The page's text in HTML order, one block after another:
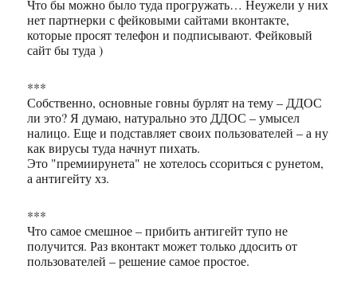
Что бы можно было туда прогружать… Неужели у них
нет партнерки с фейковыми сайтами вконтакте,
которые просят телефон и подписывают. Фейковый
сайт бы туда )
***
Собственно, основные говны бурлят на тему – ДДОС
ли это? Я думаю, натурально это ДДОС – умысел
налицо. Еще и подставляет своих пользователей – а ну
как вирусы туда начнут пихать.
Это "премиирунета" не хотелось ссориться с рунетом,
а антигейту хз.
***
Что самое смешное – прибить антигейт тупо не
получится. Раз вконтакт может только ддосить от
пользователей – решение самое простое.